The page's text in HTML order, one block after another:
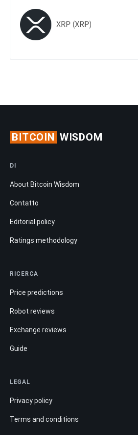
XRP (XRP)
BITCOIN WISDOM
DI
About Bitcoin Wisdom
Contatto
Editorial policy
Ratings methodology
RICERCA
Price predictions
Robot reviews
Exchange reviews
Guide
LEGAL
Privacy policy
Terms and conditions